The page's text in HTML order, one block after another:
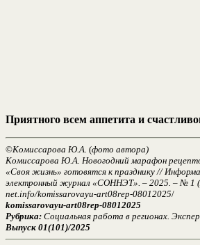
Приятного всем аппетита и
©Комиссарова Ю.А. (фото автора)
Комиссарова Ю.А. Новогодний марафон
«Своя жизнь» готовятся к празднику //
электронный журнал «СОННЭТ». – 2025. – № 1
net.info/komissarovayu-art08rep-08012025/
komissarovayu-art08rep-08012025
Рубрика: Социальная работа в регионах.
Выпуск 01(101)/2025